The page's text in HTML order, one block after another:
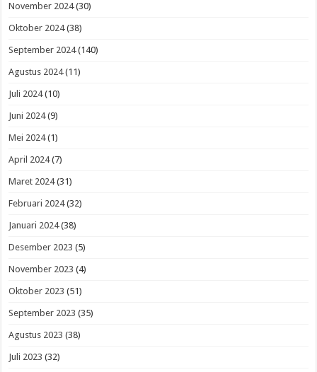
November 2024(30)
Oktober 2024(38)
September 2024(140)
Agustus 2024(11)
Juli 2024(10)
Juni 2024(9)
Mei 2024(1)
April 2024(7)
Maret 2024(31)
Februari 2024(32)
Januari 2024(38)
Desember 2023 (5)
November 2023 (4)
Oktober 2023 (51)
September 2023 (35)
Agustus 2023 (38)
Juli 2023 (32)